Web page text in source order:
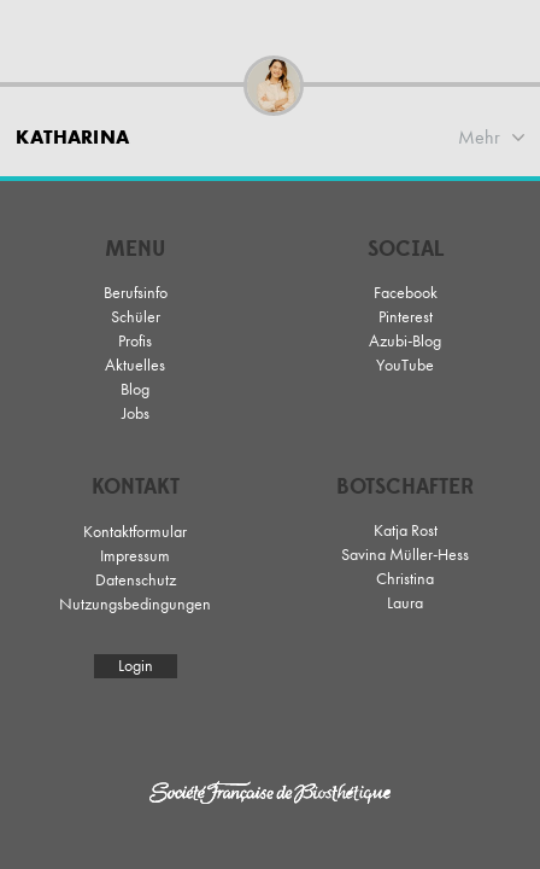
KATHARINA Mehr
MENU
Berufsinfo
Schüler
Profis
Aktuelles
Blog
Jobs
SOCIAL
Facebook
Pinterest
Azubi-Blog
YouTube
KONTAKT
Kontaktformular
Impressum
Datenschutz
Nutzungsbedingungen
Login
BOTSCHAFTER
Katja Rost
Savina Müller-Hess
Christina
Laura